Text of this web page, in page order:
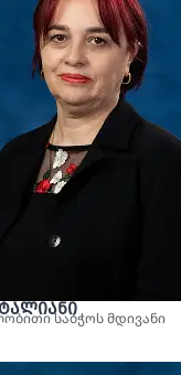
საბჭოს მდივანი